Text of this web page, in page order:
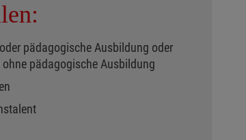
pädagogische Ausbildung oder
pädagogische Ausbildung